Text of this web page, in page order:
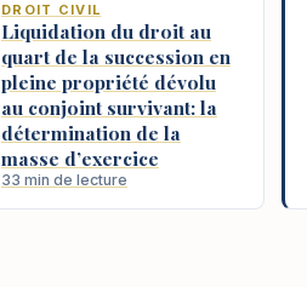
DROIT CIVIL
Liquidation du droit au
quart de la succession en
pleine propriété dévolu
au conjoint survivant: la
détermination de la
masse d’exercice
33 min de lecture